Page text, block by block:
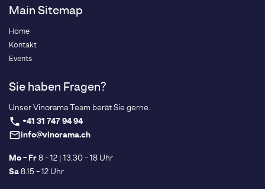
Main Sitemap
Home
Kontakt
Events
Sie haben Fragen?
Unser Vinorama Team berät Sie gerne.
phone +41 31 747 94 94
mail_outlineinfo@vinorama.ch
Mo - Fr8 - 12 | 13.30 - 18 Uhr
Sa8.15 - 12 Uhr